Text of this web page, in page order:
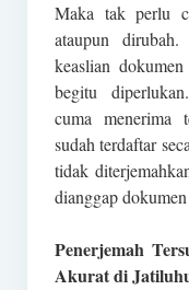
Maka tak perlu
ataupun
keaslian
begitu
cuma menerima
sudah terdaftar
tidak
dianggap
Penerjemah
Akurat di